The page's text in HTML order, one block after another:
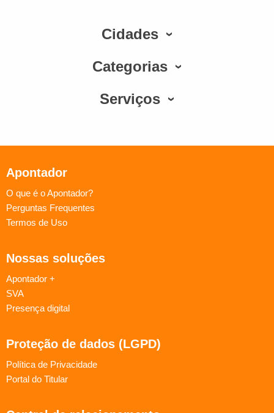
Cidades
Categorias
Serviços
Apontador
O que é o Apontador?
Perguntas Frequentes
Termos de Uso
Nossas soluções
Apontador +
SVA
Presença digital
Proteção de dados (LGPD)
Política de Privacidade
Portal do Titular